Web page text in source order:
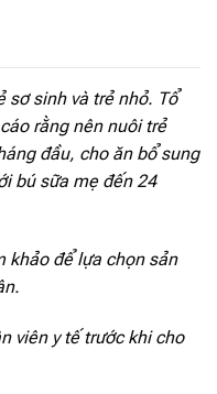
0.87 mg α-TE
0.69 mcg
6.7 mg
0.71 mg
sơ sinh và trẻ nhỏ. Tổ
rằng nên nuôi trẻ
đầu, cho ăn bổ sung
bú sữa mẹ đến 24
khảo để lựa chọn sản
viên y tế trước khi cho